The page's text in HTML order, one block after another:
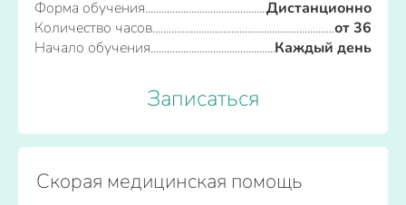
Форма обучения
Дистанционно
Количество часов
от 36
Начало обучения
Каждый день
Записаться
Скорая медицинская помощь